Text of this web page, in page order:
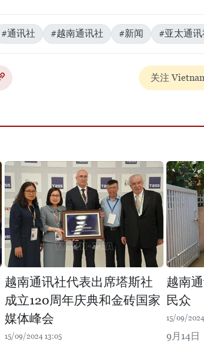
#通讯社 #越南通讯社 #新闻 #亚太通
关注
越南通讯社代表出席塔斯社
成立120周年庆典和金砖国家
媒体峰会
15/09/2024 13:05
越南
民众
15/09/
9月14日